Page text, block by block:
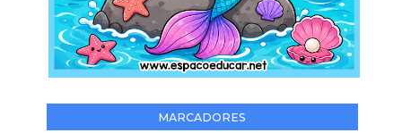
MARCADORES